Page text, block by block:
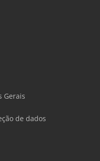
Gerais
de dados